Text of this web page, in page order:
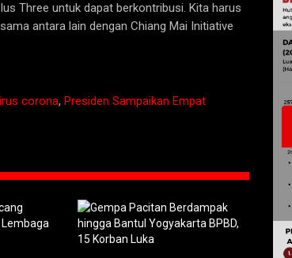
Three untuk dapat berkontribusi. Kita harus
antara lain dengan Chiang Mai Initiative
corona, Presiden Sampaikan Empat